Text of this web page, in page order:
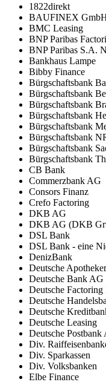
1822direkt
BAUFINEX
BMC Leasing
BNP Paribas
BNP Paribas S.A.
Bankhaus Lampe
Bibby Finance
Bürgschaftsbank
Bürgschaftsbank
Bürgschaftsbank
Bürgschaftsbank
Bürgschaftsbank
Bürgschaftsbank
Bürgschaftsbank
Bürgschaftsbank
CB Bank
Commerzbank AG
Consors Finanz
Crefo Factoring
DKB AG
DKB AG (DKB
DSL Bank
DSL Bank - eine
DenizBank
Deutsche
Deutsche Bank AG
Deutsche Factoring
Deutsche
Deutsche
Deutsche Leasing
Deutsche Postbank
Div.
Div. Sparkassen
Div. Volksbanken
Elbe Finance